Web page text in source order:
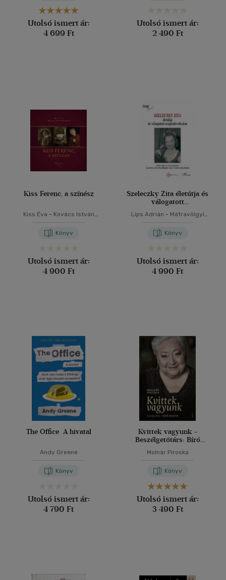
Utolsó ismert ár:
4 699 Ft
Utolsó ismert ár:
2 490 Ft
Kiss Ferenc, a színész
Kiss Éva - Kovács István
Könyv
Utolsó ismert ár:
4 900 Ft
Szeleczky Zita életútja és
válogatott
Lips Adrián - Mátravölgyi
Sztruhár Bettina
Könyv
Utolsó ismert ár:
4 990 Ft
The Office  A hivatal
Andy Greene
Könyv
Utolsó ismert ár:
4 790 Ft
Kvittek vagyunk -
Beszélgetőtárs: Bíró
Molnár Piroska
Könyv
Utolsó ismert ár:
3 490 Ft